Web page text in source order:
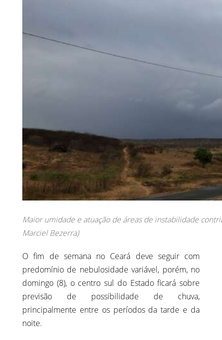
Maior umidade e atuação de áreas de instabilidade
Marciel Bezerra)
O fim de semana no Ceará deve seguir com
predomínio de nebulosidade variável, porém, no
domingo (8), o centro sul do Estado ficará sobre
previsão de possibilidade de chuva,
principalmente entre os períodos da tarde e da
noite.